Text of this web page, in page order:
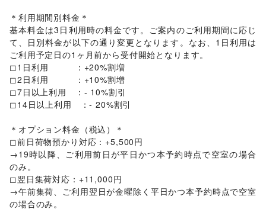
＊利用期間別料金＊
基本料金は3日利用時の料金です。ご案内のご利用期間に応じ
て、日別料金が以下の通り変更となります。なお、1日利用は
ご利用予定日の1ヶ月前から受付開始となります。
◻︎1日利用　　　：+20%割増
◻︎2日利用　　　：+10%割増
◻︎7日以上利用　：- 10%割引
◻︎14日以上利用　：- 20%割引
＊オプション料金（税込）＊
◻︎前日荷物預かり対応：+5,500円
→19時以降、ご利用前日が平日かつ本予約時点で空室の場合
のみ。
◻︎翌日集荷対応：+11,000円
→午前集荷、ご利用翌日が金曜除く平日かつ本予約時点で空室
の場合のみ。